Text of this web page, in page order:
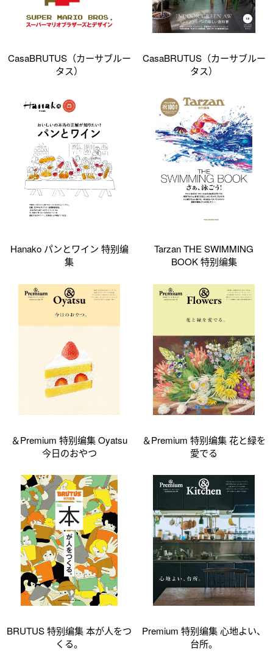
CasaBRUTUS（カーサブルー
タス）
CasaBRUTUS（カーサブルー
タス）
Hanako パンとワイン 特别编
集
Tarzan THE SWIMMING
BOOK 特别编集
＆Premium 特别编集 Oyatsu
今日のおやつ
＆Premium 特别编集 花と緑を
愛でる
BRUTUS 特别编集 本が人をつ
くる。
Premium 特别编集 心地よい、
台所。